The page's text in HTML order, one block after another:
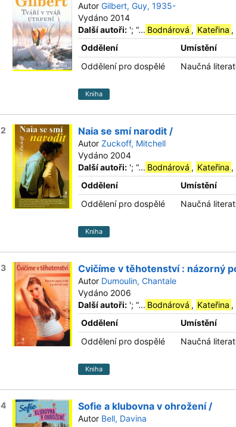
Autor Gilbert, Guy, 1935-
Vydáno 2014
Další autoři: '; “... Bodnárová , Kateřina ,
Oddělení
Umístění
Oddělení pro dospělé
Naučná
Kniha
2 Naia se smí narodit /
Autor Zuckoff, Mitchell
Vydáno 2004
Další autoři: '; “... Bodnárová , Kateřina ,
Oddělení
Umístění
Oddělení pro dospělé
Naučná
Kniha
3 Cvičíme v těhotenství : názorný
Autor Dumoulin, Chantale
Vydáno 2006
Další autoři: '; “... Bodnárová , Kateřina ,
Oddělení
Umístění
Oddělení pro dospělé
Naučná
Kniha
4 Sofie a klubovna v ohrožení /
Autor Bell, Davina